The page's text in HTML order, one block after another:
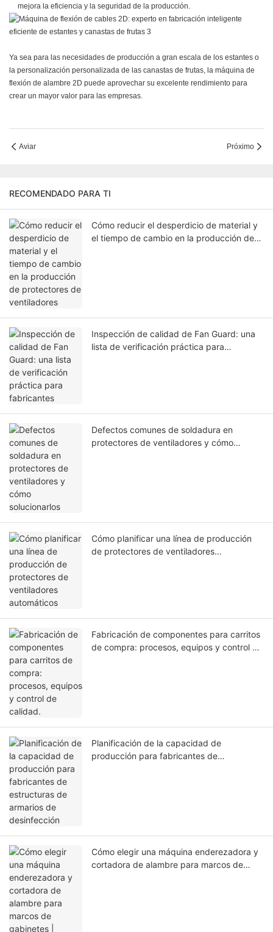
mejora la eficiencia y la seguridad de la producción.
Ya sea para las necesidades de producción a gran escala de los estantes o
la personalización personalizada de las canastas de frutas, la máquina de
flexión de alambre 2D puede aprovechar su excelente rendimiento para
crear un mayor valor para las empresas.
Aviar Próximo
RECOMENDADO PARA TI
Cómo reducir el desperdicio de material y
el tiempo de cambio en la producción de
Inspección de calidad de Fan Guard: una
lista de verificación práctica para
Defectos comunes de soldadura en
protectores de ventiladores y cómo
Cómo planificar una línea de producción
de protectores de ventiladores
Fabricación de componentes para carritos
de compra: procesos, equipos y control de
Planificación de la capacidad de
producción para fabricantes de
Cómo elegir una máquina enderezadora y
cortadora de alambre para marcos de